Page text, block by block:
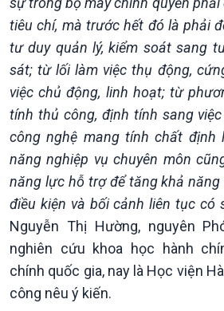
Văn hoá & Du lịch
Tin Văn hoá & Du lịch
Chát với người nổi tiếng
Câu chuyện Thể thao
Video
E-
tiêu chí, mà trước hết đó là phải
tư duy quản lý, kiểm soát sang
sát; từ lối làm việc thụ động,
việc chủ động, linh hoạt; từ
tính thủ công, định tính sang
công nghệ mang tính chất định
năng nghiệp vụ chuyên môn
năng lực hỗ trợ để tăng khả
điều kiện và bối cảnh liên tục có
Nguyễn Thị Hường, nguyên
nghiên cứu khoa học hành
chính quốc gia, nay là Học viện
công nêu ý kiến.